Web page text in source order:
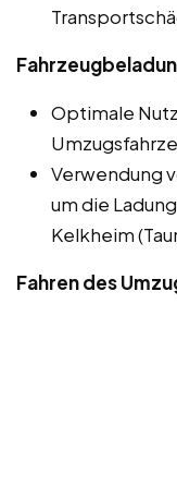
Optimale
Verwendung
um die
Kelkheim
Fahren des